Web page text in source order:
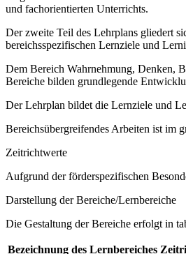
und fachorientierten Unterrichts.
Der zweite Teil des Lehrplans gliedert
bereichsspezifischen Lernziele und
Dem Bereich Wahrnehmung, Denken,
Bereiche bilden grundlegende
Der Lehrplan bildet die Lernziele und
Bereichsübergreifendes Arbeiten ist im
Zeitrichtwerte
Aufgrund der förderspezifischen
Darstellung der Bereiche/Lernbereiche
Die Gestaltung der Bereiche erfolgt in
Bezeichnung des Lernbereiches